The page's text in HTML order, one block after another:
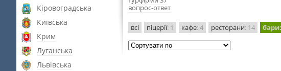
Кіровоградська
Київська
Крим
Луганська
Львівська
вопрос-ответ
всі піцерії: 1 кафе: 4 ресторани: 14 бари